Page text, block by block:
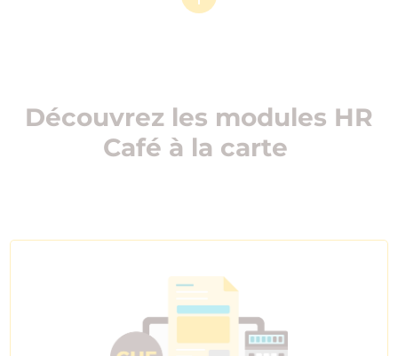
Découvrez les modules HR
Café à la carte